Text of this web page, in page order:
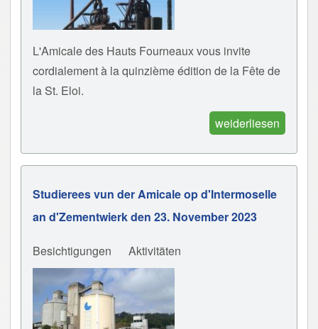
L'Amicale des Hauts Fourneaux vous invite
cordialement à la quinzième édition de la Fête de
la St. Eloi.
weiderliesen
Studierees vun der Amicale op d'Intermoselle
an d'Zementwierk den 23. November 2023
Besichtigungen Aktivitäten